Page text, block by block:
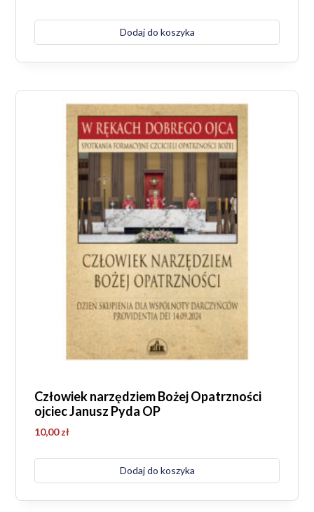
Dodaj do koszyka
Człowiek narzędziem Bożej Opatrzności
ojciec Janusz Pyda OP
10,00zł
Dodaj do koszyka